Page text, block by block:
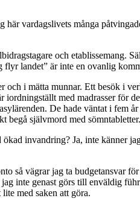
här vardagslivets många
och etablissemang.
landet” är inte en ovanlig
i mätta munnar. Ett besök i
med madrasser
De hade väntat i fem
begå självmord med sömntabletter.
invandring? Ja, inte känner
så vägrar jag ta
inte genast görs till enväldig
med saken att göra.